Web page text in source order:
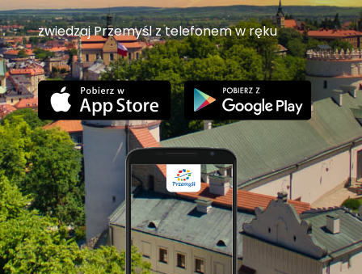
zwiedzaj Przemyśl z telefonem w ręku